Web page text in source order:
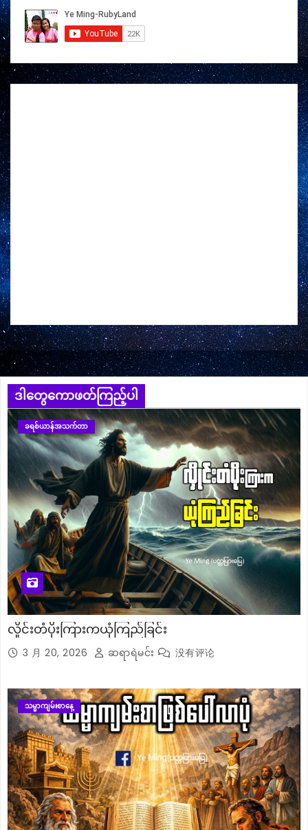
ဒါတွေကောဖတ်ကြည့်ပါ
ခရစ်ယာန်အသက်တာ
လှိုင်းတံပိုးကြားကယုံကြည်ခြင်း
3 月 20, 2026 ဆရာရဲမင်း 没有评论
သမ္မာကျမ်းစာနေ့